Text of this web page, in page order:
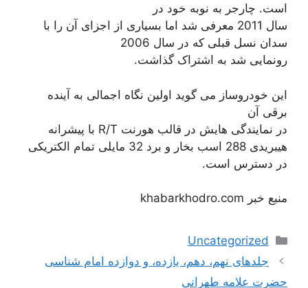
است. چارجر به نوبه خود در
سال 2011 معرفی شد اما بسیاری از اجزای آن را با
سدان نسل قبلی که در سال 2006
رونمایی شد به اشتراک گذاشت.
این خودروساز می گوید اولین نگاه اجمالی به آینده
برقی آن
در نمایندگی هایش در قالب هورنت R/T با پیشرانه
هیبریدی 288 اسب بخار و برد 32 مایلی تمام الکتریکی
در دسترس است.
منبع خبر khabarkhodro.com
دسته‌ها
Uncategorized
ناوبریجلدهای نهم، دهم، یازده، و دوازده امام شناسی
حضرت علامه طهرانی